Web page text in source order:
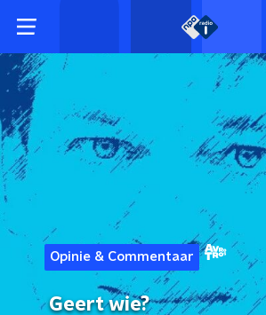
Opinie & Commentaar
Geert wie?